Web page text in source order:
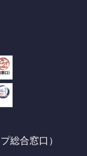
総合窓口）